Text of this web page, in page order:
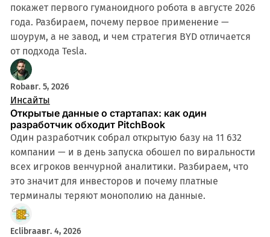
покажет первого гуманоидного робота в августе 2026
года. Разбираем, почему первое применение —
шоурум, а не завод, и чем стратегия BYD отличается
от подхода Tesla.
Robавг. 5, 2026
Инсайты
Открытые данные о стартапах: как один
разработчик обходит PitchBook
Один разработчик собрал открытую базу на 11 632
компании — и в день запуска обошел по виральности
всех игроков венчурной аналитики. Разбираем, что
это значит для инвесторов и почему платные
терминалы теряют монополию на данные.
Eclibraавг. 4, 2026